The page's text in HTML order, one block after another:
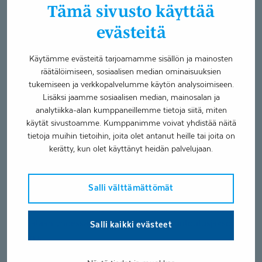
Tämä sivusto käyttää
evästeitä
Käytämme evästeitä tarjoamamme sisällön ja mainosten
räätälöimiseen, sosiaalisen median ominaisuuksien
tukemiseen ja verkkopalvelumme käytön analysoimiseen.
Lisäksi jaamme sosiaalisen median, mainosalan ja
analytiikka-alan kumppaneillemme tietoja siitä, miten
käytät sivustoamme. Kumppanimme voivat yhdistää näitä
tietoja muihin tietoihin, joita olet antanut heille tai joita on
kerätty, kun olet käyttänyt heidän palvelujaan.
Salli välttämättömät
Salli kaikki evästeet
fysioterapiassa tarjoamme asiakkaillemme toimintakykyä
ylläpitävää, kuntoutumista edistävää sekä
ennaltaehkäisevää fysioterapiaa yksilö- ja
ryhmäkuntoutuksena toimipaikoissamme tai asiakkaan
kotona.
Fysioterapiajakson alussa fysioterapeutti tekee
alkukartoituksen, mikä sisältää liikkumis- ja toimintakyvyn
kokonaisvaltaisen kartoittamisen haastattelemalla ja
havainnoimalla sekä fysioterapeuttisia arviointimenetelmiä
hyödyntäen.
terapeuttiset menetelmät. Kuntoutuksen vaikuttavuutta
seurataan yhdessä sovituilla mittareilla kuntoutusjakson